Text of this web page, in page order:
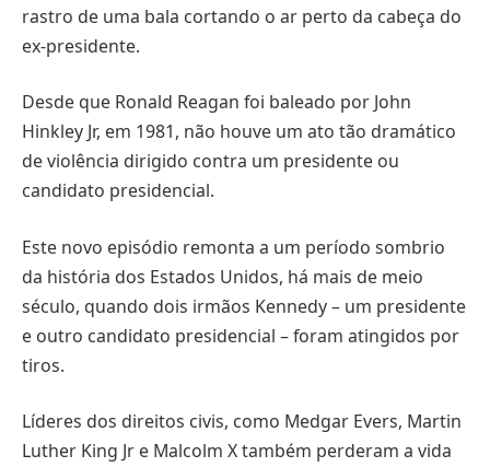
rastro de uma bala cortando o ar perto da cabeça do
ex-presidente.
Desde que Ronald Reagan foi baleado por John
Hinkley Jr, em 1981, não houve um ato tão dramático
de violência dirigido contra um presidente ou
candidato presidencial.
Este novo episódio remonta a um período sombrio
da história dos Estados Unidos, há mais de meio
século, quando dois irmãos Kennedy – um presidente
e outro candidato presidencial – foram atingidos por
tiros.
Líderes dos direitos civis, como Medgar Evers, Martin
Luther King Jr e Malcolm X também perderam a vida